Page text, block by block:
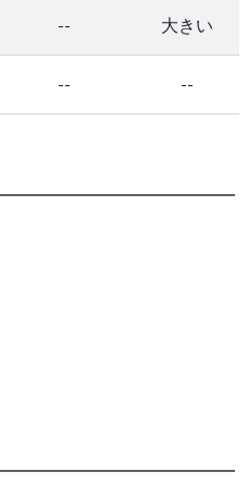
-- 大きい
-- --